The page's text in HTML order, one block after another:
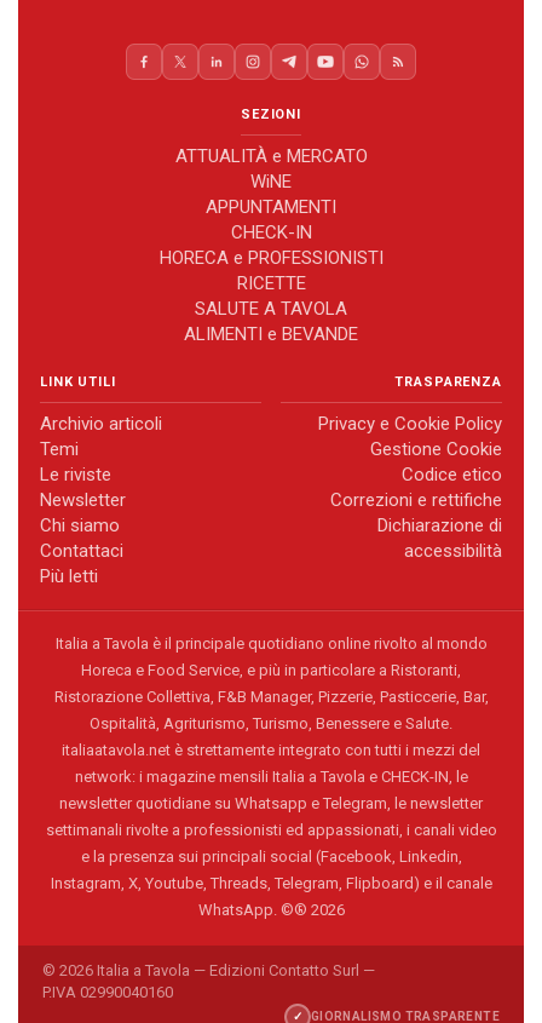
SEZIONI
ATTUALITÀ e MERCATO
WiNE
APPUNTAMENTI
CHECK-IN
HORECA e PROFESSIONISTI
RICETTE
SALUTE A TAVOLA
ALIMENTI e BEVANDE
LINK UTILI
Archivio articoli
Temi
Le riviste
Newsletter
Chi siamo
Contattaci
Più letti
TRASPARENZA
Privacy e Cookie Policy
Gestione Cookie
Codice etico
Correzioni e rettifiche
Dichiarazione di
accessibilità
Italia a Tavola è il principale quotidiano online rivolto al mondo
Horeca e Food Service, e più in particolare a Ristoranti,
Ristorazione Collettiva, F&B Manager, Pizzerie, Pasticcerie, Bar,
Ospitalità, Agriturismo, Turismo, Benessere e Salute.
italiaatavola.net è strettamente integrato con tutti i mezzi del
network: i magazine mensili Italia a Tavola e CHECK-IN, le
newsletter quotidiane su Whatsapp e Telegram, le newsletter
settimanali rivolte a professionisti ed appassionati, i canali video
e la presenza sui principali social (Facebook, Linkedin,
Instagram, X, Youtube, Threads, Telegram, Flipboard) e il canale
WhatsApp. ©® 2026
© 2026 Italia a Tavola — Edizioni Contatto Surl —
P.IVA 02990040160
✓ GIORNALISMO TRASPARENTE